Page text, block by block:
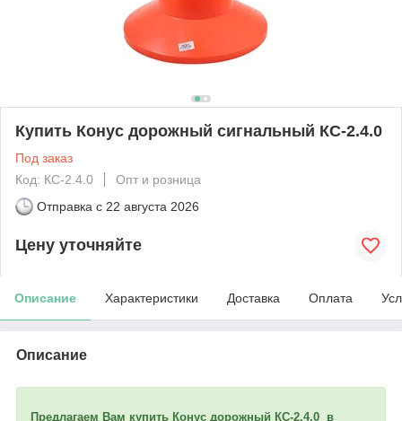
Купить Конус дорожный сигнальный КС-2.4.0
Под заказ
Код: КС-2.4.0
Опт и розница
Отправка с 22 августа 2026
Цену уточняйте
Описание Характеристики Доставка Оплата
Описание
Предлагаем Вам купить Конус дорожный КС-2.4.0 в